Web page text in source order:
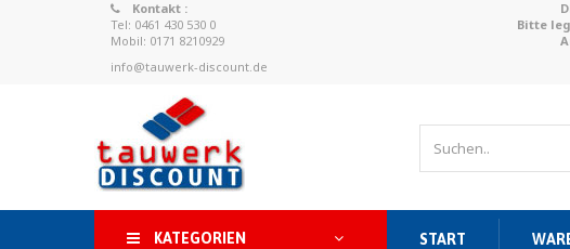
Kontakt :
Tel: 0461 430 530 0
Mobil: 0171 8210929
info@tauwerk-discount.de
Bitte
KATEGORIEN START